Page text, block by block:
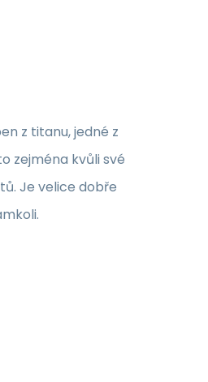
z titanu, jedné z
zejména kvůli své
Je velice dobře